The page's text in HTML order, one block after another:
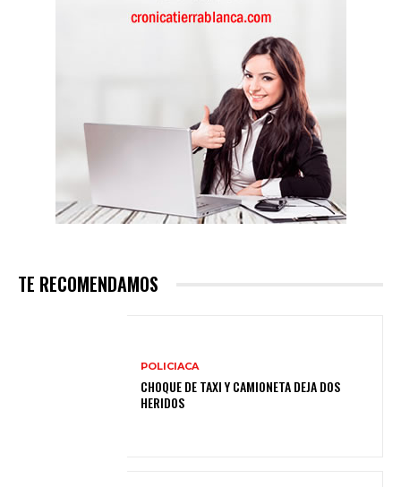
TE RECOMENDAMOS
POLICIACA
CHOQUE DE TAXI Y CAMIONETA DEJA DOS
HERIDOS